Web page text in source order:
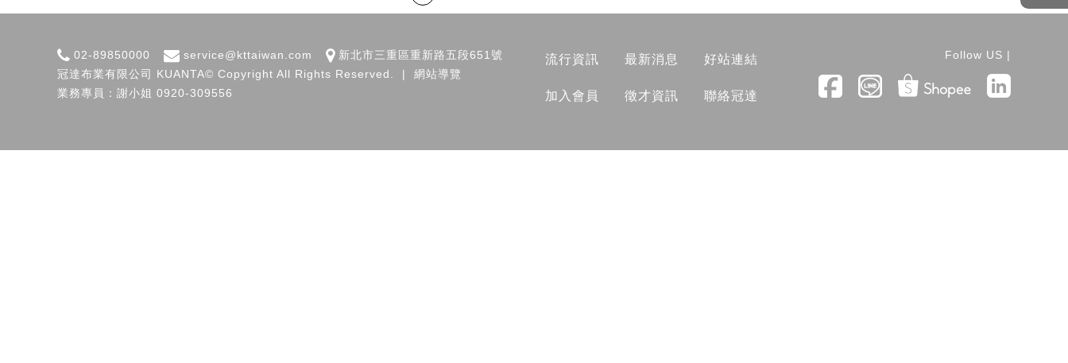
02-89850000 service@kttaiwan.com 新北市三重區重新路五段651號
冠達布業有限公司
KUANTA© Copyright All Rights Reserved. | 網站導覽
業務專員：謝小姐 0920-309556
流行資訊 最新消息 好站連結
加入會員 徵才資訊 聯絡冠達
Follow US |